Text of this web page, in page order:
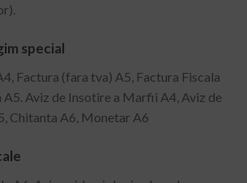
special
Factura (fara tva) A5, Factura Fiscala
A5. Aviz de Insotire a Marfii A4, Aviz de
Chitanta A6, Monetar A6